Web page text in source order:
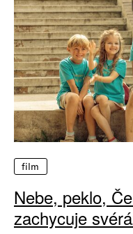
film
Nebe, peklo,
zachycuje